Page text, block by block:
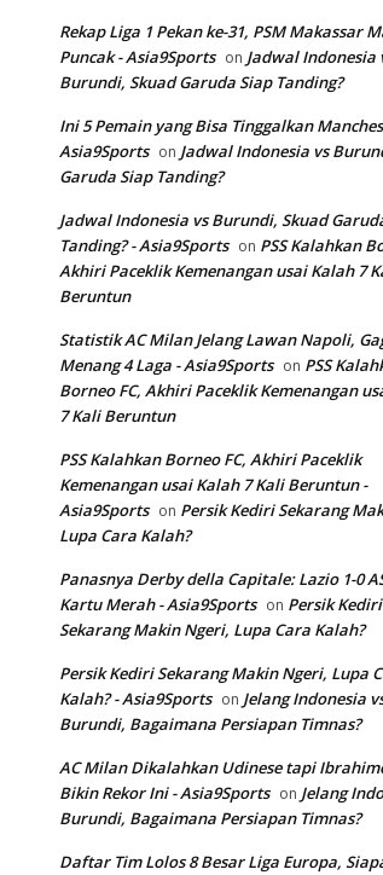
Rekap Liga 1 Pekan ke-31, PSM Makassar
Puncak - Asia9Sports on Jadwal Indonesia
Burundi, Skuad Garuda Siap Tanding?
Ini 5 Pemain yang Bisa Tinggalkan
Asia9Sports on Jadwal Indonesia vs
Garuda Siap Tanding?
Jadwal Indonesia vs Burundi, Skuad
Tanding? - Asia9Sports on PSS Kalahkan
Akhiri Paceklik Kemenangan usai Kalah 7
Beruntun
Statistik AC Milan Jelang Lawan Napoli,
Menang 4 Laga - Asia9Sports on PSS
Borneo FC, Akhiri Paceklik Kemenangan
7 Kali Beruntun
PSS Kalahkan Borneo FC, Akhiri Paceklik
Kemenangan usai Kalah 7 Kali Beruntun -
Asia9Sports on Persik Kediri Sekarang
Lupa Cara Kalah?
Panasnya Derby della Capitale: Lazio 1-0
Kartu Merah - Asia9Sports on Persik Kediri
Sekarang Makin Ngeri, Lupa Cara Kalah?
Persik Kediri Sekarang Makin Ngeri, Lupa
Kalah? - Asia9Sports on Jelang Indonesia
Burundi, Bagaimana Persiapan Timnas?
AC Milan Dikalahkan Udinese tapi
Bikin Rekor Ini - Asia9Sports on Jelang
Burundi, Bagaimana Persiapan Timnas?
Daftar Tim Lolos 8 Besar Liga Europa,